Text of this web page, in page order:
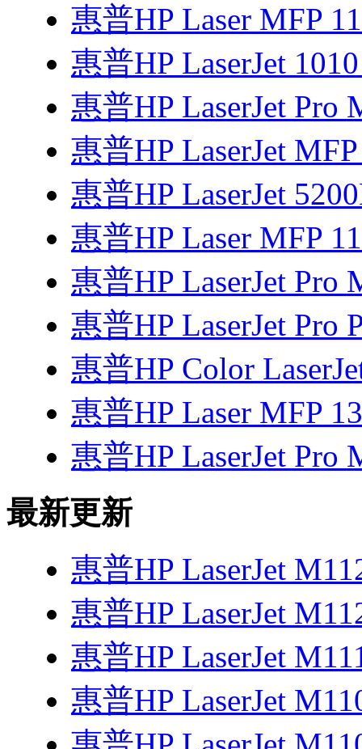
惠普HP Laser MFP
惠普HP LaserJet
惠普HP LaserJet Pro
惠普HP LaserJet
惠普HP LaserJet
惠普HP Laser MFP
惠普HP LaserJet Pro
惠普HP LaserJet Pro
惠普HP Color
惠普HP Laser MFP
惠普HP LaserJet Pro
最新更新
惠普HP LaserJet
惠普HP LaserJet
惠普HP LaserJet
惠普HP LaserJet